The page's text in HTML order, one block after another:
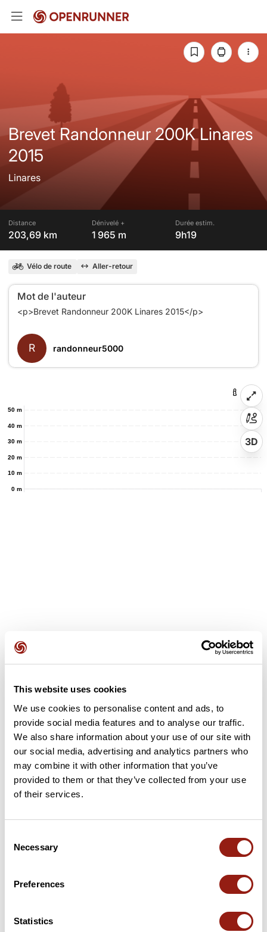
This website uses cookies
We use cookies to personalise content and ads, to
provide social media features and to analyse our traffic.
We also share information about your use of our site with
our social media, advertising and analytics partners who
may combine it with other information that you’ve
provided to them or that they’ve collected from your use
of their services.
Selection
Necessary
Preferences
Statistics
Brevet Randonneur 200K Linares
2015
Linares
Distance
203,69 km
Dénivelé +
1 965 m
Durée estim.
9h19
Vélo de route Aller-retour
Mot de l'auteur
<p>Brevet Randonneur 200K Linares 2015</p>
R randonneur5000
0 m
10 m
20 m
30 m
40 m
50 m
3D
Soyez le premier à ajouter un avis !
Ajouter un avis
Découvrez ce parcours de vélo de 203,7 km à proximité de
Linares. Il présente une ascension cumulée de plus de 1960m.
Dernière modification de la fiche parcours: 5 octobre 2014 à 20:53:15.